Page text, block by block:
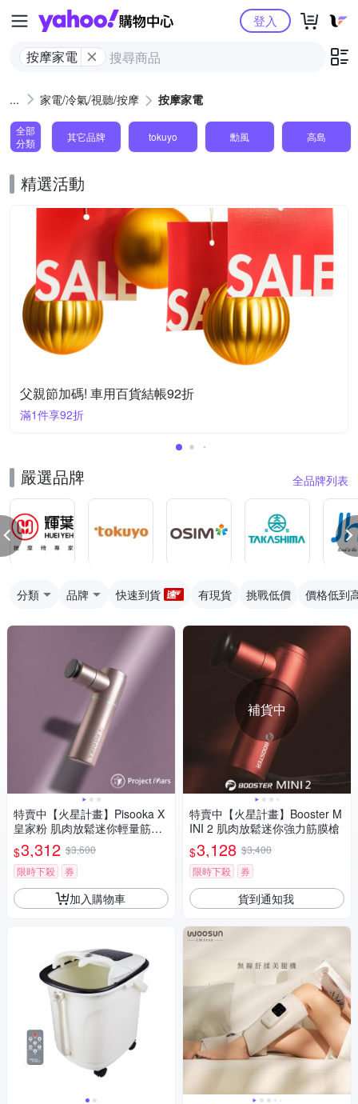
Yahoo購物中心
按摩家電
登入
家電/冷氣/視聽/按摩 按摩家電
全部
分類
其它品牌 tokuyo 勳風 高島
精選活動
父親節加碼! 車用百貨結帳92折
滿1件享92折
嚴選品牌 全品牌列表
分類 品牌 快速到貨 有現貨 挑戰低價 價格低到
特賣中【火星計畫】Pisooka X
皇家粉 肌肉放鬆迷你輕量筋膜
槍
$3,312 $3,600
限時下殺
券
加入購物車
補貨中
特賣中【火星計畫】Booster M
INI 2 肌肉放鬆迷你強力筋膜槍
$3,128 $3,400
限時下殺
券
貨到通知我